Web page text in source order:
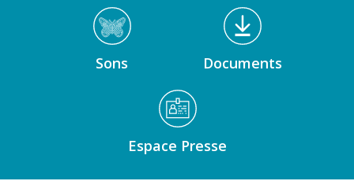
Sons Documents
Espace Presse